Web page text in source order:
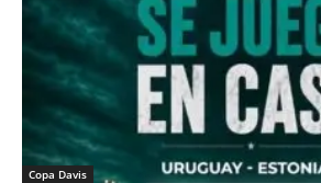
Copa Davis